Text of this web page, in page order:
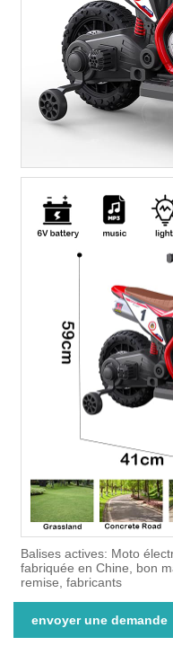
Balises actives: Moto
fabriquée en Chine, bon
remise, fabricants
envoyer une demande